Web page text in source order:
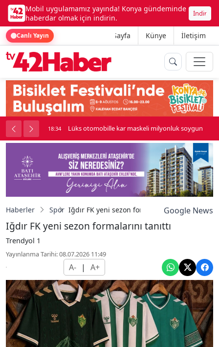
Mobil uygulamamız yayında! Konya gündeminde
haberdar olmak için indirin.
İndir
Canlı Yayın Ana Sayfa Künye İletişim
kavga çıktı 18:34 Lüks otomobille kar maskeli milyonluk soygun
Haberler Spor Iğdır FK yeni sezon formalarını tanıttı
Google News
Iğdır FK yeni sezon formalarını tanıttı
Trendyol 1
Yayınlanma Tarihi: 08.07.2026 11:49
A- | A+